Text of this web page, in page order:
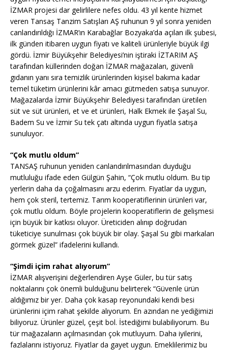
İZMAR projesi dar gelirlilere nefes oldu. 43 yıl kente hizmet
veren Tansaş Tanzim Satışları AŞ ruhunun 9 yıl sonra yeniden
canlandırıldığı İZMAR’ın Karabağlar Bozyaka’da açılan ilk şubesi,
ilk günden itibaren uygun fiyatı ve kaliteli ürünleriyle büyük ilgi
gördü. İzmir Büyükşehir Belediyesi’nin iştiraki İZTARIM AŞ
tarafından küllerinden doğan İZMAR mağazaları, güvenli
gıdanın yanı sıra temizlik ürünlerinden kişisel bakıma kadar
temel tüketim ürünlerini kâr amacı gütmeden satışa sunuyor.
Mağazalarda İzmir Büyükşehir Belediyesi tarafından üretilen
süt ve süt ürünleri, et ve et ürünleri, Halk Ekmek ile Şaşal Su,
Badem Su ve İzmir Su tek çatı altında uygun fiyatla satışa
sunuluyor.
“Çok mutlu oldum”
TANSAŞ ruhunun yeniden canlandırılmasından duyduğu
mutluluğu ifade eden Gülgün Şahin, “Çok mutlu oldum. Bu tip
yerlerin daha da çoğalmasını arzu ederim. Fiyatlar da uygun,
hem çok steril, tertemiz. Tarım kooperatiflerinin ürünleri var,
çok mutlu oldum. Böyle projelerin kooperatiflerin de gelişmesi
için büyük bir katkısı oluyor. Üreticiden alınıp doğrudan
tüketiciye sunulması çok büyük bir olay. Şaşal Su gibi markaları
görmek güzel” ifadelerini kullandı.
“Şimdi içim rahat alıyorum”
İZMAR alışverişini değerlendiren Ayşe Güler, bu tür satış
noktalarını çok önemli bulduğunu belirterek “Güvenle ürün
aldığımız bir yer. Daha çok kasap reyonundaki kendi besi
ürünlerini içim rahat şekilde alıyorum. En azından ne yediğimizi
biliyoruz. Ürünler güzel, çeşit bol. İstediğimi bulabiliyorum. Bu
tür mağazaların açılmasından çok mutluyum. Daha iyilerini,
fazlalarını istiyoruz. Fiyatlar da gayet uygun. Emeklilerimiz bu